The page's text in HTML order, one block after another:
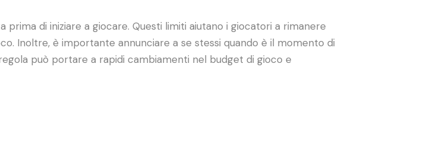
di iniziare a giocare. Questi limiti aiutano i giocatori a rimanere
Inoltre, è importante annunciare a se stessi quando è il momento di
può portare a rapidi cambiamenti nel budget di gioco e